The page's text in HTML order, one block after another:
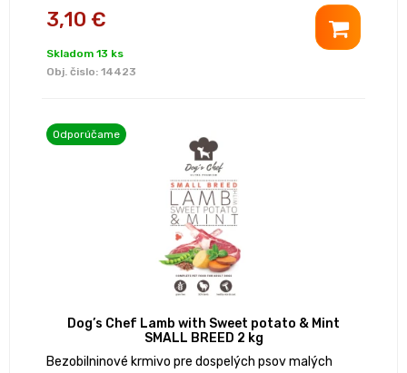
3,10 €
Skladom 13 ks
Obj. čislo: 14423
Odporúčame
Dog’s Chef Lamb with Sweet potato & Mint
SMALL BREED 2 kg
Bezobilninové krmivo pre dospelých psov malých